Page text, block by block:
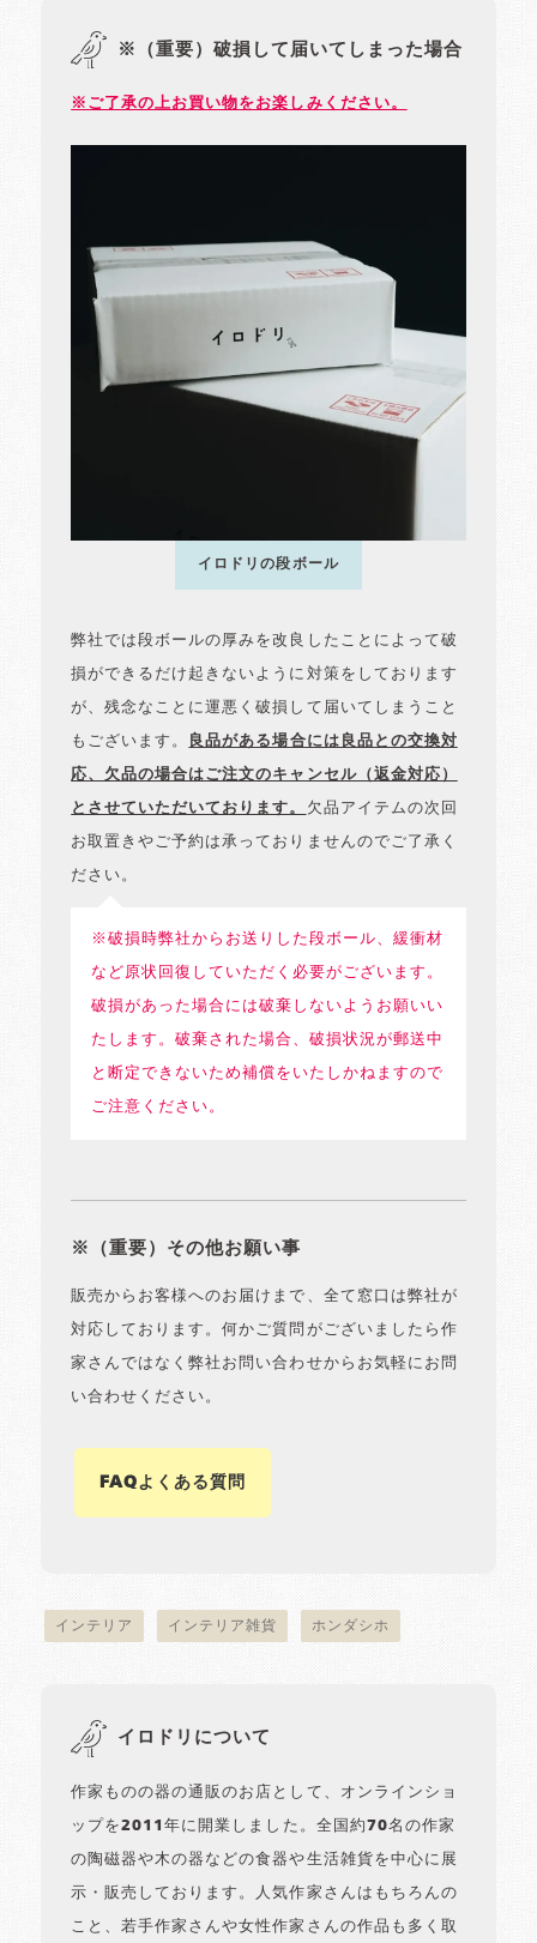
※（重要）破損して届いてしまった場合
※ご了承の上お買い物をお楽しみください。
イロドリの段ボール
弊社では段ボールの厚みを改良したことによって破
損ができるだけ起きないように対策をしております
が、残念なことに運悪く破損して届いてしまうこと
もございます。 良品がある場合には良品との交換対
応、欠品の場合はご注文のキャンセル（返金対応）
とさせていただいております。 欠品アイテムの次回
お取置きやご予約は承っておりませんのでご了承く
ださい。
※破損時弊社からお送りした段ボール、緩衝材
など原状回復していただく必要がございます。
破損があった場合には破棄しないようお願いい
たします。破棄された場合、破損状況が郵送中
と断定できないため補償をいたしかねますので
ご注意ください。
※（重要）その他お願い事
販売からお客様へのお届けまで、全て窓口は弊社が
対応しております。何かご質問がございましたら作
家さんではなく弊社お問い合わせからお気軽にお問
い合わせください。
FAQよくある質問
インテリア インテリア雑貨 ホンダシホ
イロドリについて
作家ものの器の通販のお店として、オンラインショ
ップを2011年に開業しました。全国約70名の作家
の陶磁器や木の器などの食器や生活雑貨を中心に展
示・販売しております。人気作家さんはもちろんの
こと、若手作家さんや女性作家さんの作品も多く取